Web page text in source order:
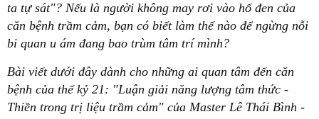
ta tự sát"? Nếu là người không may rơi vào hố đen của
căn bệnh trầm cảm, bạn có biết làm thế nào để ngừng nỗi
bi quan u ám đang bao trùm tâm trí mình?
Bài viết dưới đây dành cho những ai quan tâm đến căn
bệnh của thế kỷ 21: "Luận giải năng lượng tâm thức -
Thiền trong trị liệu trầm cảm" của Master Lê Thái Bình -